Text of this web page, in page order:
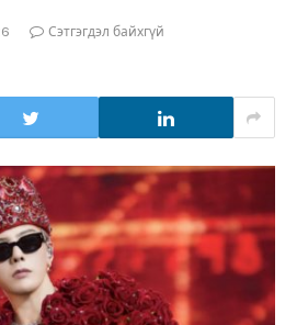
Сэтгэгдэл байхгүй